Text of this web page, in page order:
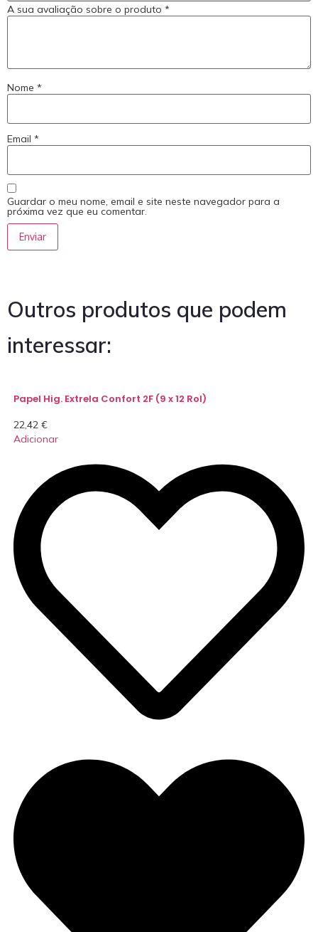
A sua avaliação sobre o produto *
Nome *
Email *
Guardar o meu nome, email e site neste navegador para a
próxima vez que eu comentar.
Outros produtos que podem
interessar:
Papel Hig. Extrela Confort 2F (9 x 12 Rol)
22,42 €
Adicionar